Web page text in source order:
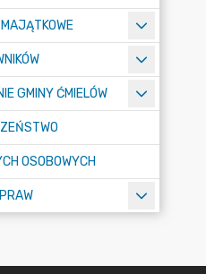
GMINY ĆMIELÓW
OSOBOWYCH